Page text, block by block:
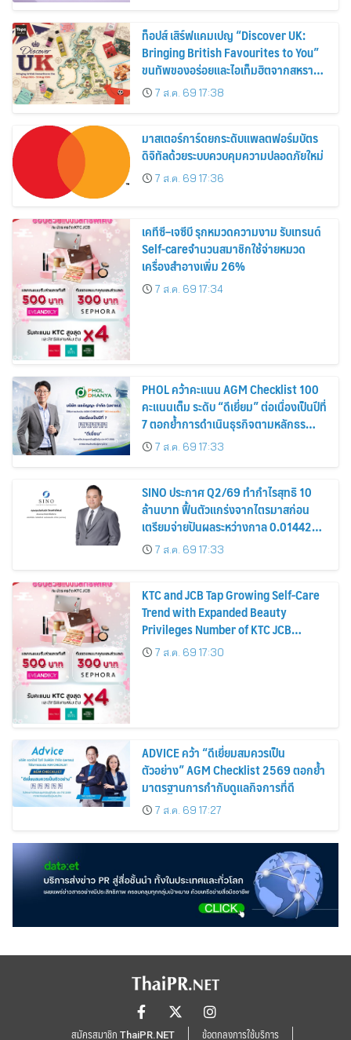
ท็อปส์ เสิร์ฟแคมเปญ “Discover UK:
Bringing British Favourites to You”
ขนทัพของอร่อยและไอเท็มฮิตจากสหราช
อาณาจักร ส่งตรงถึงมือตั้งแต่วันนี้ – 18
สิงหาคมนี้
7 ส.ค. 69 17:38
มาสเตอร์การ์ดยกระดับแพลตฟอร์มบัตร
ดิจิทัลด้วยระบบควบคุมความปลอดภัยใหม่
7 ส.ค. 69 17:36
เคทีซี–เจซีบี รุกหมวดความงาม รับเทรนด์
Self-careจำนวนสมาชิกใช้จ่ายหมวด
เครื่องสำอางเพิ่ม 26%
7 ส.ค. 69 17:34
PHOL คว้าคะแนน AGM Checklist 100
คะแนนเต็ม ระดับ “ดีเยี่ยม” ต่อเนื่องเป็นปีที่
7 ตอกย้ำการดำเนินธุรกิจตามหลักธร
รมาภิบาล โปร่งใส สร้างความเชื่อมั่นผู้ถือ
หุ้น
7 ส.ค. 69 17:33
SINO ประกาศ Q2/69 ทำกำไรสุทธิ 10
ล้านบาท ฟื้นตัวแกร่งจากไตรมาสก่อน
เตรียมจ่ายปันผลระหว่างกาล 0.014423
บาทต่อหุ้น ครึ่งปีหลังมุ่งเติบโตต่อเนื่อง
7 ส.ค. 69 17:33
KTC and JCB Tap Growing Self-Care
Trend with Expanded Beauty
Privileges Number of KTC JCB
Cardmembers Spending on
Cosmetics Rises 26%
7 ส.ค. 69 17:30
ADVICE คว้า “ดีเยี่ยมสมควรเป็น
ตัวอย่าง” AGM Checklist 2569 ตอกย้ำ
มาตรฐานการกำกับดูแลกิจการที่ดี
7 ส.ค. 69 17:27
สมัครสมาชิก ThaiPR.NET ข้อตกลงการใช้บริการ